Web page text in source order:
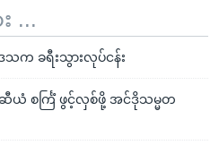
...
သက ခရီးသွားလုပ်ငန်း
ယံ စင်္ကြံ ဖွင့်လှစ်ဖို့ အင်ဒိုသမ္မတ